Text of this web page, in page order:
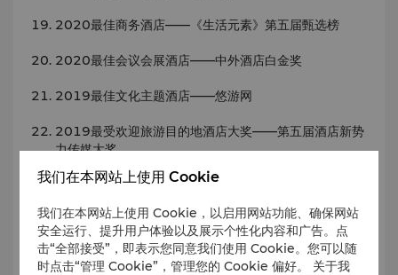
2020最佳商务酒店——《生活元素》第五届甄选榜
2020最佳会议会展酒店——中外酒店白金奖
2019最佳文化主题酒店——悠游网
2019最受欢迎旅游目的地酒店大奖——第五届酒店新势
力传媒大奖
2019最受商旅人士欢迎酒店——中国旅游与酒店风云榜
2019最佳婚礼场地——酒店婚礼大典
2019最佳穆斯林喜宴——酒店婚礼大典
我们在本网站上使用 Cookie
我们在本网站上使用 Cookie，以启用网站功能、确保网站
安全运行、提升用户体验以及展示个性化内容和广告。点
击“全部接受”，即表示您同意我们使用 Cookie。您可以随
时点击“管理 Cookie”，管理您的 Cookie 偏好。 关于我